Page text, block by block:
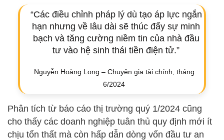
“Các điều chỉnh pháp lý dù tạo áp lực ngắn
hạn nhưng về lâu dài sẽ thúc đẩy sự minh
bạch và tăng cường niềm tin của nhà đầu
tư vào hệ sinh thái tiền điện tử.”
Nguyễn Hoàng Long – Chuyên gia tài chính, tháng
6/2024
Phân tích từ báo cáo thị trường quý 1/2024 cũng
cho thấy các doanh nghiệp tuân thủ quy định mới ít
chịu tổn thất mà còn hấp dẫn dòng vốn đầu tư an